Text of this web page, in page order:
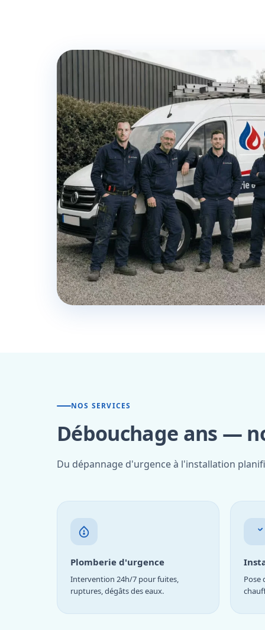
NOS SERVICES
Débouchage ans —
Du dépannage d'urgence à l'installation
Plomberie d'urgence
Intervention 24h/7 pour fuites,
ruptures, dégâts des eaux.
Pose